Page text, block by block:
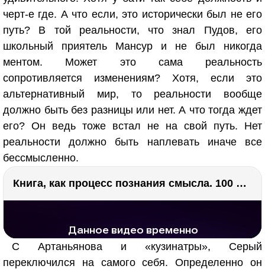
черт-е где. А что если, это исторически был не его
путь? В той реальности, что знал Пудов, его
школьный приятель Мансур и не был никогда
ментом. Может это сама реальность
сопротивляется изменениям? Хотя, если это
альтернативный мир, то реальности вообще
должно быть без разницы или нет. А что тогда ждет
его? Он ведь тоже встал не на свой путь. Нет
реальности должно быть наплевать иначе все
бессмысленно.
Книга, как процесс познания смысла. 100 великих книг: напутствие для читателя. Евгений Жаринов
С Артаньянова и «кузинатры», Серый
переключился на самого себя. Определенно он